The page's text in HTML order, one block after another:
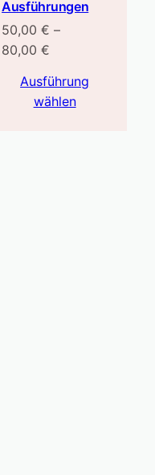
Ausführungen
50,00€ –
80,00€
bis
80,00 €
Ausführung
wählen